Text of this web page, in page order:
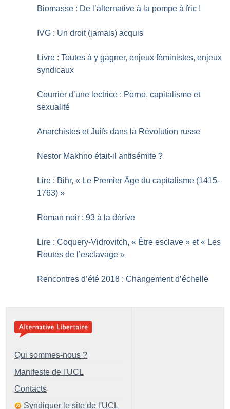
Biomasse : De l’alternative à la pompe à fric !
IVG : Un droit (jamais) acquis
Livre : Toutes à y gagner, enjeux féministes, enjeux
syndicaux
Courrier d’une lectrice : Porno, capitalisme et
sexualité
Anarchistes et Juifs dans la Révolution russe
Nestor Makhno était-il antisémite ?
Lire : Bihr, « Le Premier Âge du capitalisme (1415-
1763) »
Roman noir : 93 à la dérive
Lire : Coquery-­Vidrovitch, « Être esclave » et « Les
Routes de l’esclavage »
Rencontres d’été 2018 : Changement d’échelle
Qui sommes-nous ?
Manifeste de l'UCL
Contacts
Syndiquer le site de l'UCL